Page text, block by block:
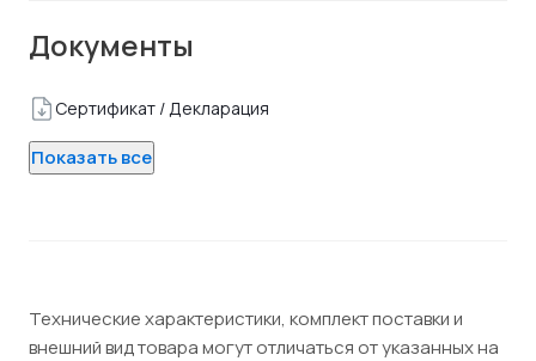
Документы
Сертификат / Декларация
Показать все
Технические характеристики, комплект поставки и
внешний вид товара могут отличаться от указанных на